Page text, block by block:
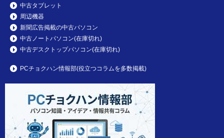
中古タブレット
周辺機器
新聞広告掲載の中古パソコン
中古ノートパソコン(在庫切れ)
中古デスクトップパソコン(在庫切れ)
PCチョクハン情報部(役立つコラムを多数掲載)